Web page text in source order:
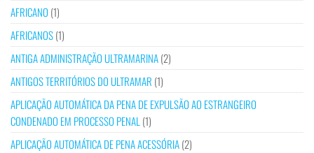
AFRICANO (1)
AFRICANOS(1)
ANTIGA ADMINISTRAÇÃO ULTRAMARINA(2)
ANTIGOS TERRITÓRIOS DO ULTRAMAR (1)
APLICAÇÃO AUTOMÁTICA DA PENA DE EXPULSÃO AO ESTRANGEIRO
CONDENADO EM PROCESSO PENAL (1)
APLICAÇÃO AUTOMÁTICA DE PENA ACESSÓRIA(2)